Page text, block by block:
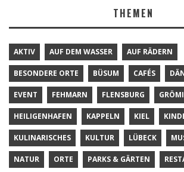
THEMEN
AKTIV AUF DEM WASSER AUF RÄDERN
BESONDERE ORTE BÜSUM CAFÉS
EVENT FEHMARN FLENSBURG
HEILIGENHAFEN KAPPELN KIEL
KULINARISCHES KULTUR LÜBECK
NATUR ORTE PARKS & GÄRTEN